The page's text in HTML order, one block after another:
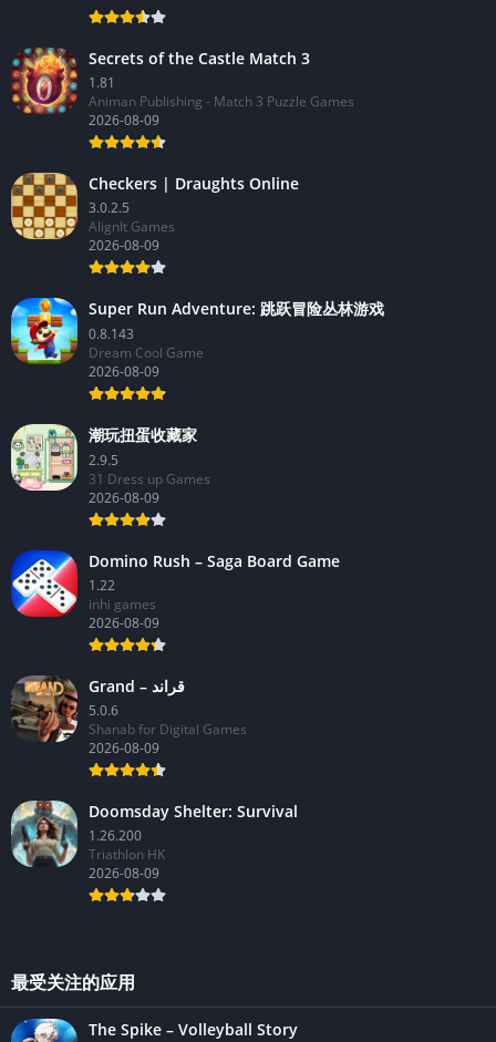
Secrets of the Castle Match 3
1.81
Animan Publishing - Match 3 Puzzle Games
2026-08-09
Checkers | Draughts Online
3.0.2.5
AlignIt Games
2026-08-09
Super Run Adventure: 跳跃冒险丛林游戏
0.8.143
Dream Cool Game
2026-08-09
潮玩扭蛋收藏家
2.9.5
31 Dress up Games
2026-08-09
Domino Rush – Saga Board Game
1.22
inhi games
2026-08-09
Grand – قراند
5.0.6
Shanab for Digital Games
2026-08-09
Doomsday Shelter: Survival
1.26.200
Triathlon HK
2026-08-09
最受关注的应用
The Spike – Volleyball Story